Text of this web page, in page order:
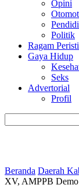
Opini
Politik
Ragam
Gaya Hidup
Seks
Advertorial
Profil
Beranda Daerah
XV, AMPPB